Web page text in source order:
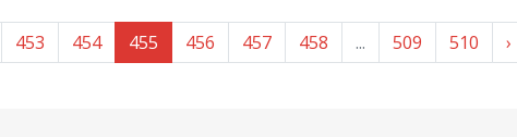
453 454 455 456 457 458 ... 509 510 ›